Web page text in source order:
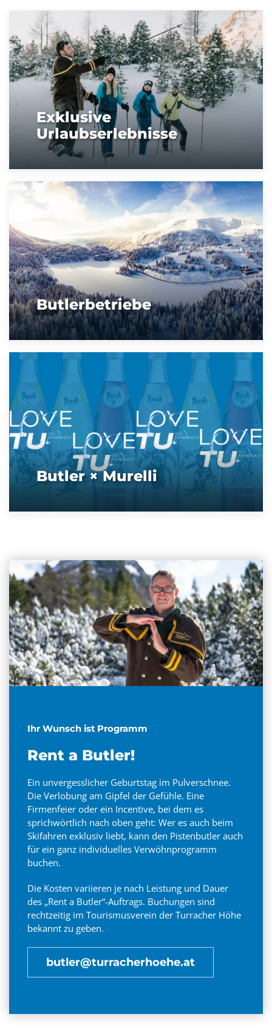
Exklusive
Urlaubserlebnisse
Butlerbetriebe
Butler × Murelli
Ihr Wunsch ist Programm
Rent a Butler!
Ein unvergesslicher Geburtstag im Pulverschnee.
Die Verlobung am Gipfel der Gefühle. Eine
Firmenfeier oder ein Incentive, bei dem es
sprichwörtlich nach oben geht: Wer es auch beim
Skifahren exklusiv liebt, kann den Pistenbutler auch
für ein ganz individuelles Verwöhnprogramm
buchen.
Die Kosten variieren je nach Leistung und Dauer
des „Rent a Butler“-Auftrags. Buchungen sind
rechtzeitig im Tourismusverein der Turracher Höhe
bekannt zu geben.
butler@turracherhoehe.at